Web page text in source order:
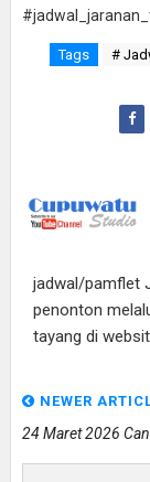
Tags #
jadwal/pamflet
penonton
tayang di
NEWER
24 Maret 2026